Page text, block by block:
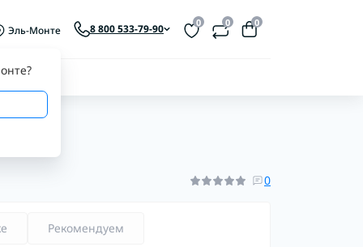
Эль-Монте
?
8 800 533-79-90 0 0 0
0
Рекомендуем